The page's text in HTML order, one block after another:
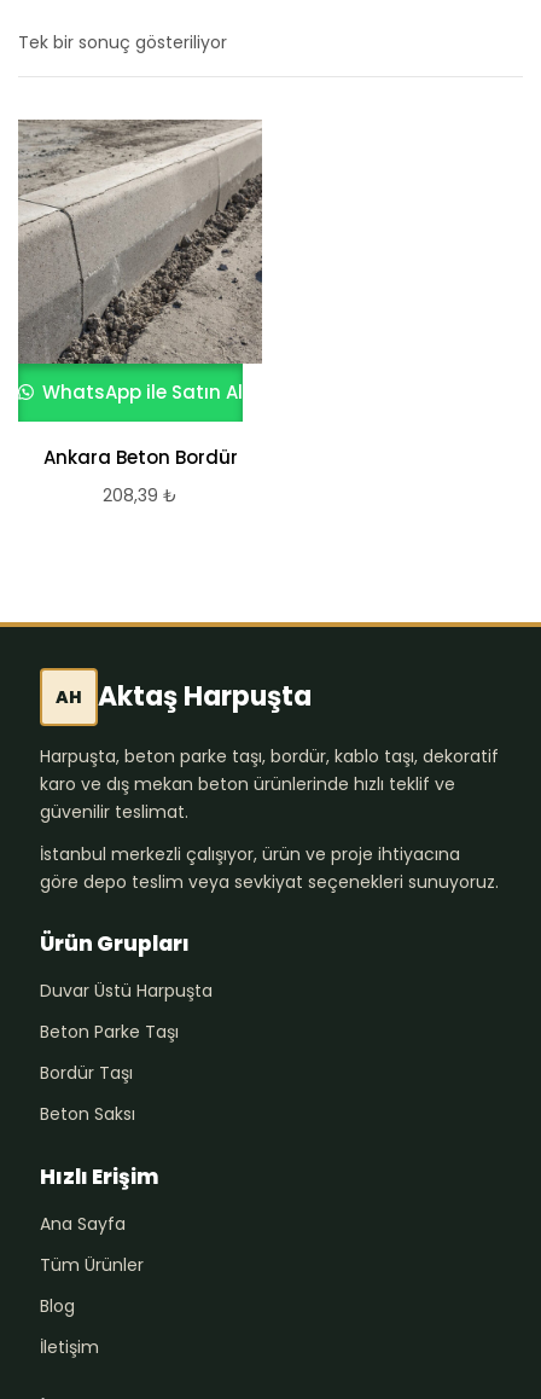
Tek bir sonuç gösteriliyor
WhatsApp ile Satın Al
Ankara Beton Bordür
208,39 ₺
AH Aktaş Harpuşta
Harpuşta, beton parke taşı, bordür, kablo taşı, dekoratif
karo ve dış mekan beton ürünlerinde hızlı teklif ve
güvenilir teslimat.
İstanbul merkezli çalışıyor, ürün ve proje ihtiyacına
göre depo teslim veya sevkiyat seçenekleri sunuyoruz.
Ürün Grupları
Duvar Üstü Harpuşta
Beton Parke Taşı
Bordür Taşı
Beton Saksı
Hızlı Erişim
Ana Sayfa
Tüm Ürünler
Blog
İletişim